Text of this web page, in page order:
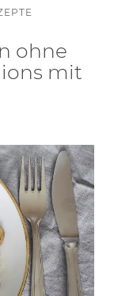
ohne
mit